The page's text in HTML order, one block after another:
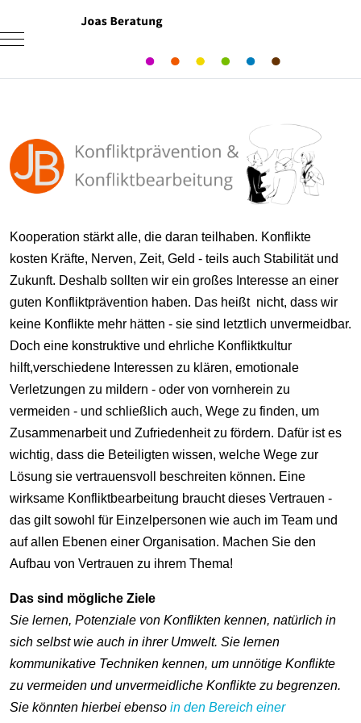
Mobile Menu Toggle
Kooperation stärkt alle, die daran teilhaben. Konflikte
kosten Kräfte, Nerven, Zeit, Geld - teils auch Stabilität und
Zukunft. Deshalb sollten wir ein großes Interesse an einer
guten Konfliktprävention haben. Das heißt nicht, dass wir
keine Konflikte mehr hätten - sie sind letztlich unvermeidbar.
Doch eine konstruktive und ehrliche Konfliktkultur
hilft,verschiedene Interessen zu klären, emotionale
Verletzungen zu mildern - oder von vornherein zu
vermeiden - und schließlich auch, Wege zu finden, um
Zusammenarbeit und Zufriedenheit zu fördern. Dafür ist es
wichtig, dass die Beteiligten wissen, welche Wege zur
Lösung sie vertrauensvoll beschreiten können. Eine
wirksame Konfliktbearbeitung braucht dieses Vertrauen -
das gilt sowohl für Einzelpersonen wie auch im Team und
auf allen Ebenen einer Organisation. Machen Sie den
Aufbau von Vertrauen zu ihrem Thema!
Das sind mögliche Ziele
Sie lernen, Potenziale von Konflikten kennen, natürlich in
sich selbst wie auch in ihrer Umwelt. Sie lernen
kommunikative Techniken kennen, um unnötige Konflikte
zu vermeiden und unvermeidliche Konflikte zu begrenzen.
Sie könnten hierbei ebenso in den Bereich einer